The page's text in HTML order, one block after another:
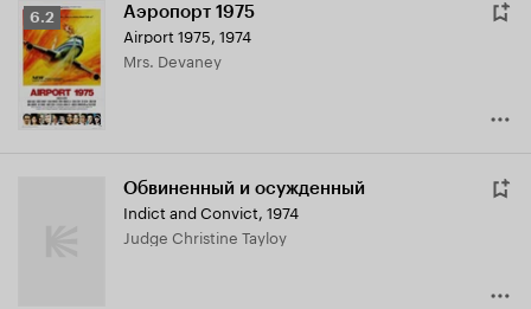
Рейтинг
Кинопоиска
6.2
6.2 Аэропорт 1975
Airport 1975, 1974
Mrs. Devaney
Обвиненный и осужденный
Indict and Convict, 1974
Judge Christine Tayloy